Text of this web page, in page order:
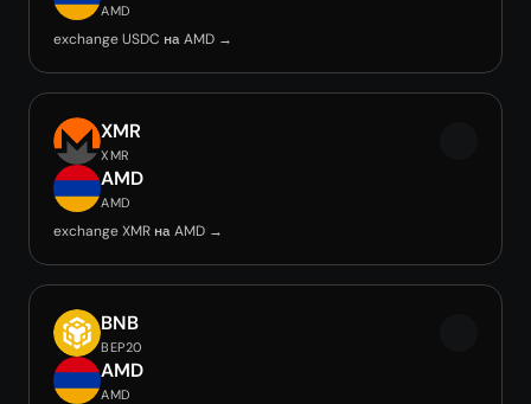
AMD
exchange USDC на AMD →
XMR
XMR
AMD
AMD
exchange XMR на AMD →
BNB
BEP20
AMD
AMD